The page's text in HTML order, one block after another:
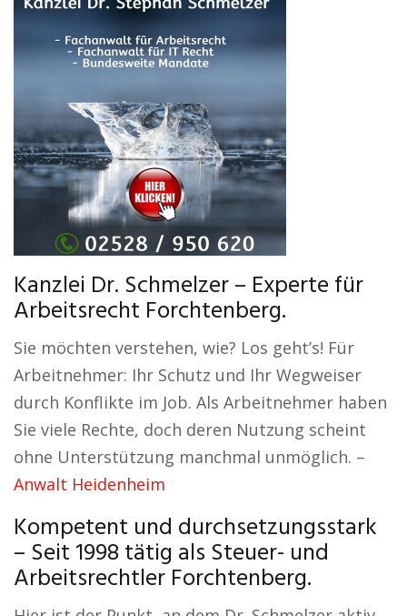
Kanzlei Dr. Schmelzer – Experte für
Arbeitsrecht Forchtenberg.
Sie möchten verstehen, wie? Los geht’s! Für
Arbeitnehmer: Ihr Schutz und Ihr Wegweiser
durch Konflikte im Job. Als Arbeitnehmer haben
Sie viele Rechte, doch deren Nutzung scheint
ohne Unterstützung manchmal unmöglich. –
Anwalt Heidenheim
Kompetent und durchsetzungsstark
– Seit 1998 tätig als Steuer- und
Arbeitsrechtler Forchtenberg.